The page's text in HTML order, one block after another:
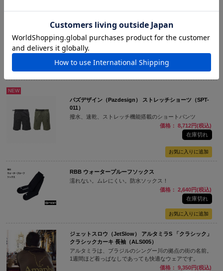
ール アームカバー（AC-136）
テラシステムズによる高機能冷感アームカバー
NEW
パズデザイン（Pazdesign） ストレッチショーツ（SPT-
011）
撥水、速乾、ストレッチ機能搭載のショートパンツ
価格： 8,712円(税込)
在庫切れ
RBB ウォータープルーフソックス
濡れない。ムレにくい。防水ソックス！
価格： 2,640円(税込)
在庫切れ
ジェットスロウ（JetSlow） アルタミラS 「クラシック」
クラシックカーキ 長袖（ALS005）
アルタミラは、ブラジルのシングー川の拠点の街の名前。
1週間ほど着っぱなしであっても快適なウェアです。
価格： 9,350円(税込)